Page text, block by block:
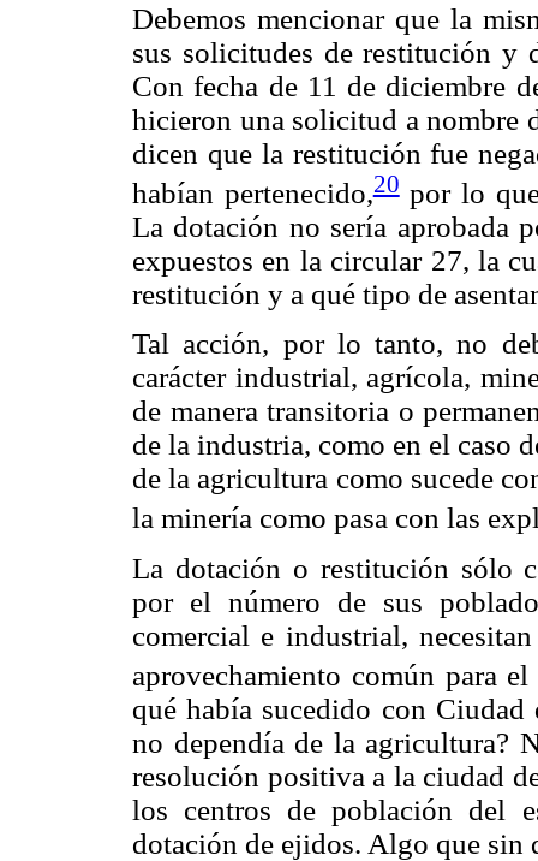
Debemos mencionar que la
sus solicitudes de restitución y
Con fecha de 11 de diciembre
hicieron una solicitud a nombre
dicen que la restitución fue
habían pertenecido,20por lo
La dotación no sería aprobada
expuestos en la circular 27, la
restitución y a qué tipo de
Tal acción, por lo tanto, no
carácter industrial, agrícola,
de manera transitoria o
de la industria, como en el caso
de la agricultura como sucede
la minería como pasa con las
La dotación o restitución sólo
por el número de sus
comercial e industrial,
aprovechamiento común para
qué había sucedido con
no dependía de la agricultura?
resolución positiva a la ciudad
los centros de población del
dotación de ejidos. Algo que sin